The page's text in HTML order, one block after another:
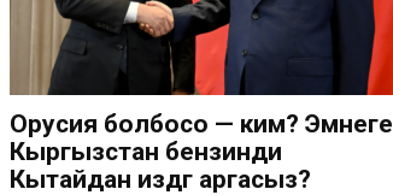
Орусия болбосо — ким? Эмнеге
Кыргызстан бензинди
Кытайдан издөөгө аргасыз?